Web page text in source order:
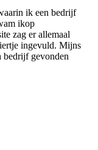
ik een bedrijf
ikop
zag er allemaal
ingevuld. Mijns
bedrijf gevonden